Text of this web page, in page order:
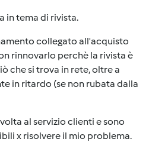
in tema di rivista.
collegato all'acquisto
rinnovarlo perchè la rivista è
che si trova in rete, oltre a
in ritardo (se non rubata dalla
al servizio clienti e sono
x risolvere il mio problema.